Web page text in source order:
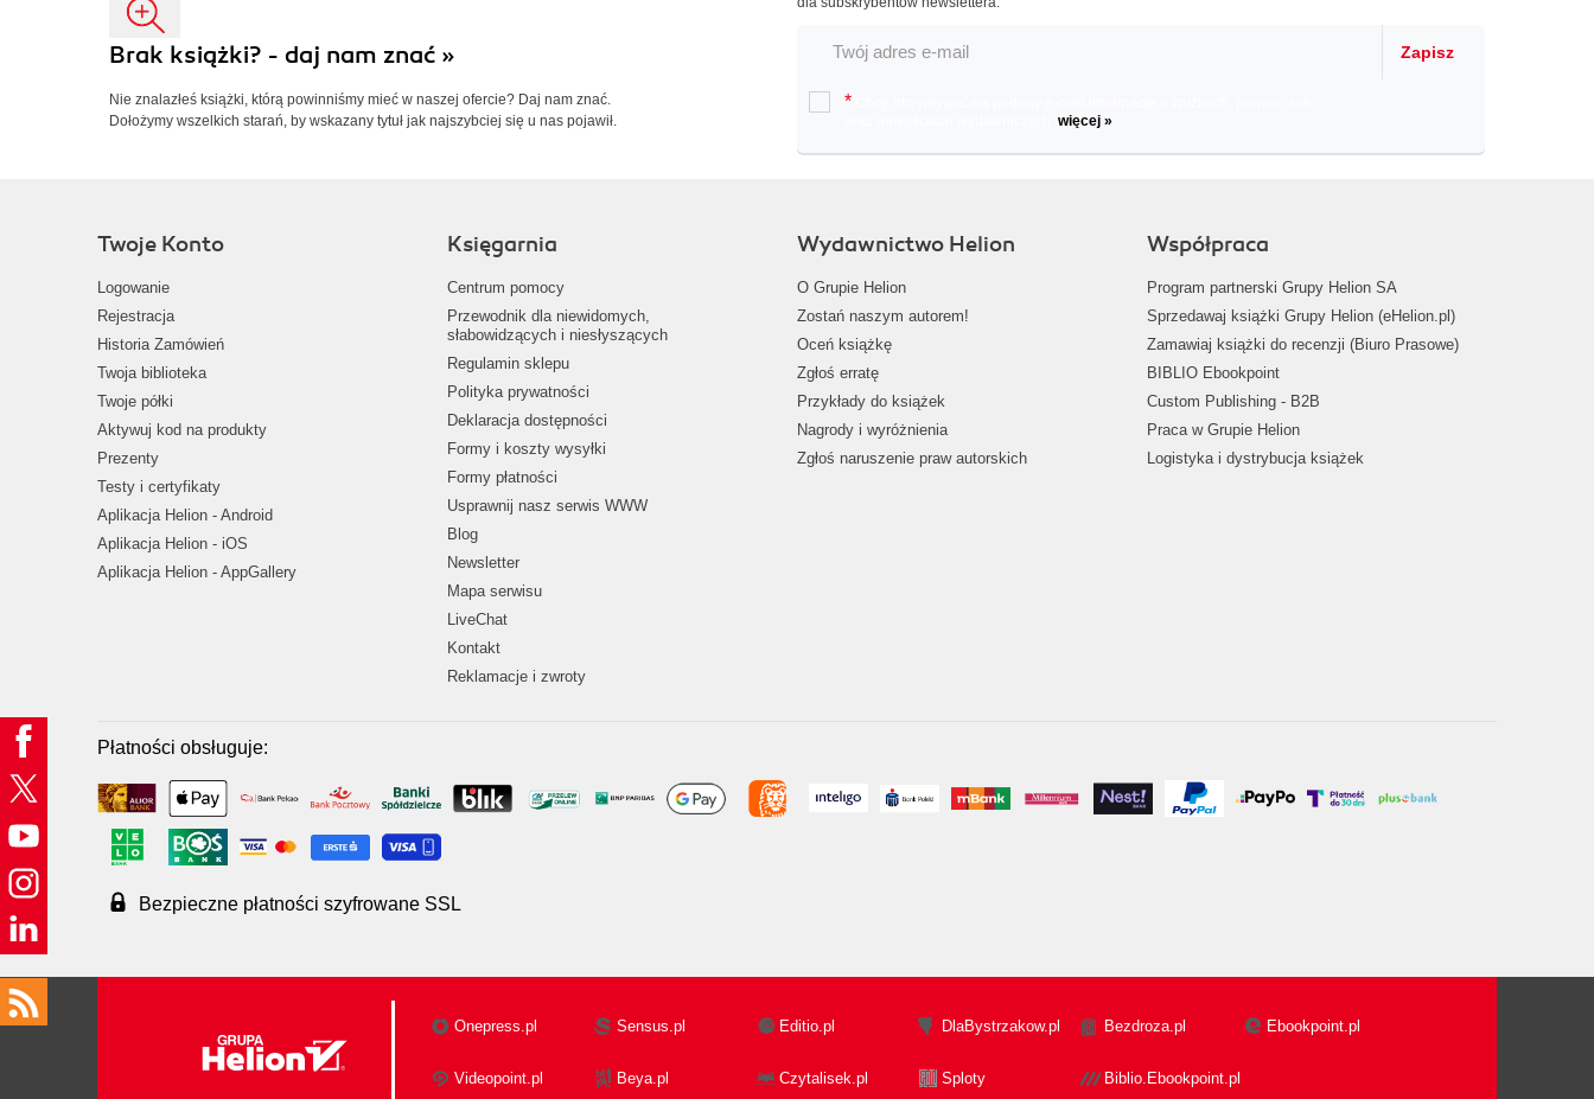
Brak książki? - daj nam znać »
Nie znalazłeś książki, którą powinniśmy mieć w naszej ofercie? Daj nam znać.
Dołożymy wszelkich starań, by wskazany tytuł jak najszybciej się u nas pojawił.
Zapisz
*
więcej »
Twoje Konto
Logowanie
Rejestracja
Historia Zamówień
Twoja biblioteka
Twoje półki
Aktywuj kod na produkty
Prezenty
Testy i certyfikaty
Aplikacja Helion - Android
Aplikacja Helion - iOS
Aplikacja Helion - AppGallery
Księgarnia
Centrum pomocy
Przewodnik dla niewidomych,
słabowidzących i niesłyszących
Regulamin sklepu
Polityka prywatności
Deklaracja dostępności
Formy i koszty wysyłki
Formy płatności
Usprawnij nasz serwis WWW
Blog
Newsletter
Mapa serwisu
LiveChat
Kontakt
Reklamacje i zwroty
Wydawnictwo Helion
O Grupie Helion
Zostań naszym autorem!
Oceń książkę
Zgłoś erratę
Przykłady do książek
Nagrody i wyróżnienia
Zgłoś naruszenie praw autorskich
Współpraca
Program partnerski Grupy Helion SA
Sprzedawaj książki Grupy Helion (eHelion.pl)
Zamawiaj książki do recenzji (Biuro Prasowe)
BIBLIO Ebookpoint
Custom Publishing - B2B
Praca w Grupie Helion
Logistyka i dystrybucja książek
Płatności obsługuje:
Bezpieczne płatności szyfrowane SSL
Onepress.pl Sensus.pl Editio.pl DlaBystrzakow.pl Bezdroza.pl Ebookpoint.pl
Videopoint.pl Beya.pl Czytalisek.pl Sploty Biblio.Ebookpoint.pl